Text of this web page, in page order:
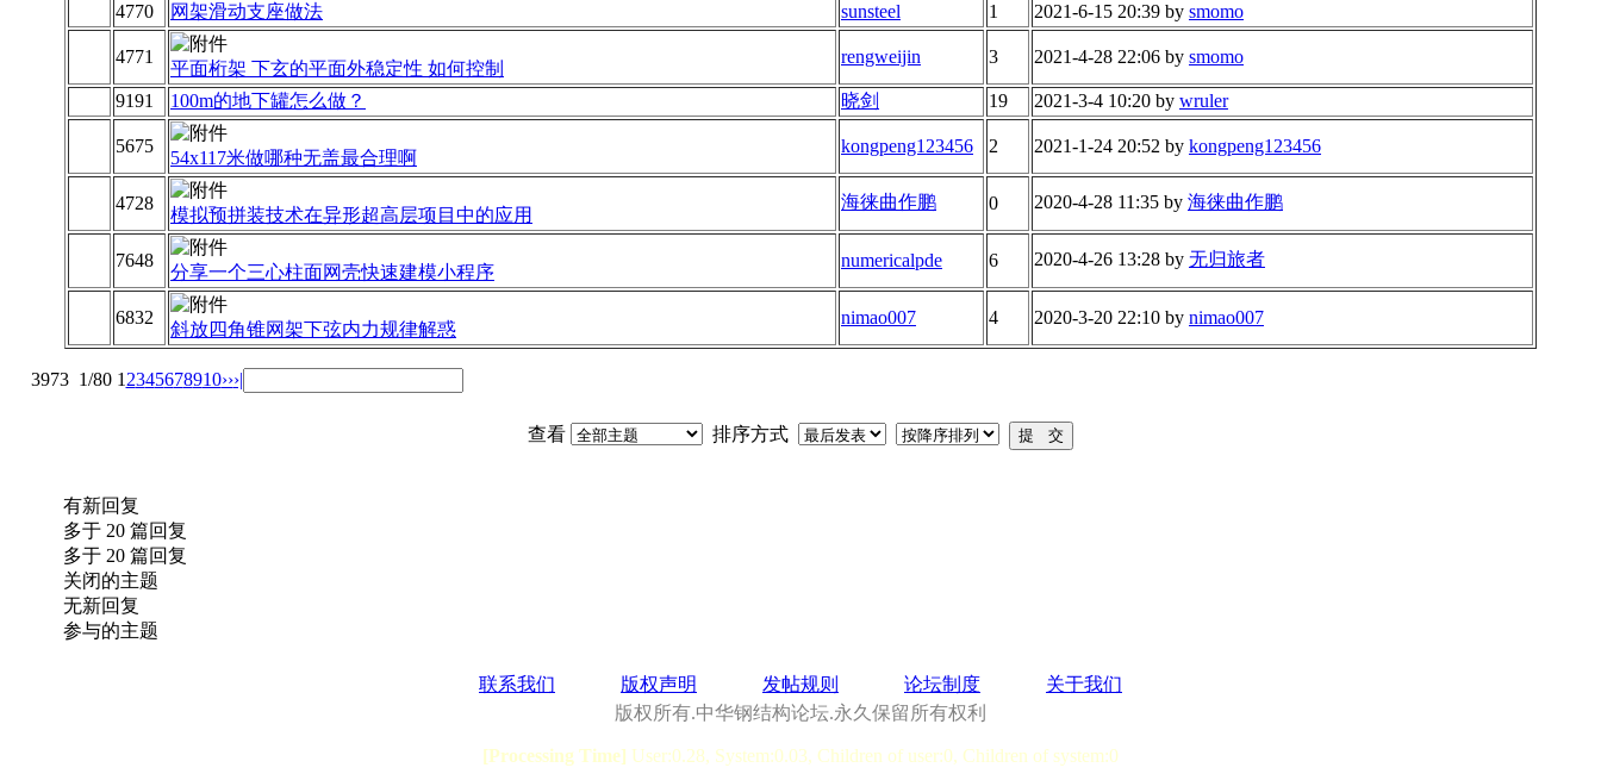
4770 网架滑动支座做法 sunsteel 1 2021-6-15 20:39 by smomo
4771
平面桁架 下玄的平面外稳定性 如何控制
rengweijin 3 2021-4-28 22:06 by smomo
9191 100m的地下罐怎么做？ 晓剑 19 2021-3-4 10:20 by wruler
5675
54x117米做哪种无盖最合理啊
kongpeng123456 2 2021-1-24 20:52 by kongpeng123456
4728
模拟预拼装技术在异形超高层项目中的应用
海徕曲作鹏 0 2020-4-28 11:35 by 海徕曲作鹏
7648
分享一个三心柱面网壳快速建模小程序
numericalpde 6 2020-4-26 13:28 by 无归旅者
6832
斜放四角锥网架下弦内力规律解惑
nimao007 4 2020-3-20 22:10 by nimao007
3973 1/80 1 2345678910›››|
查看 排序方式
有新回复
多于 20 篇回复
多于 20 篇回复
关闭的主题
无新回复
参与的主题
联系我们 版权声明 发帖规则 论坛制度
关于我们
版权所有.中华钢结构论坛.永久保留所有权利
[Processing Time] User:0.28, System:0.03, Children of user:0, Children of system:0